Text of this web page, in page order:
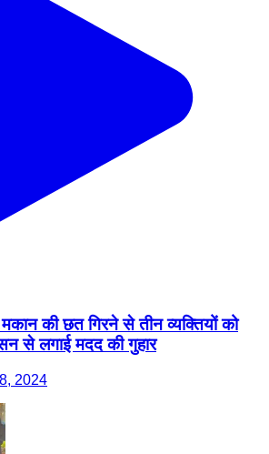
की छत गिरने से तीन व्यक्तियों को
से लगाई मदद की गुहार
2024